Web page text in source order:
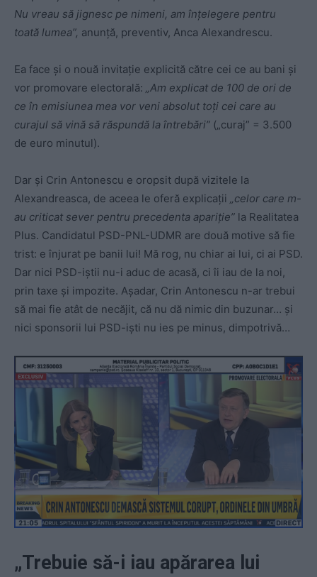
Nu vreau să jignesc pe nimeni, am înțelegere pentru
toată lumea”, anunță, preventiv, Anca Alexandrescu.
Ea face și o nouă invitație explicită către cei ce au bani și
vor promovare electorală: „Am explicat de 100 de ori de
ce în emisiunea mea vor veni absolut toți cei care au
curajul să vină să răspundă la întrebări” („curaj” = 3.500
de euro minutul).
Dar și Crin Antonescu e oropsit după vizitele la
Alexandreasca, de aceea le oferă explicații
„celor care m-
au criticat sever pentru precedenta apariție” la Realitatea
Plus. Candidatul PSD-PNL-UDMR are două motive să fie
trist: e înjurat pe banii lui! Mă rog, nu chiar ai lui, ci ai PSD.
Dar nici PSD-iștii nu-i aduc de acasă, ci îi iau de la noi,
prin taxe și impozite. Așadar, Crin Antonescu n-ar trebui
să mai fie atât de necăjit, că nu dă nimic din buzunar… și
nici sponsorii lui PSD-iști nu ies pe minus, dimpotrivă…
„Trebuie să-i iau apărarea lui